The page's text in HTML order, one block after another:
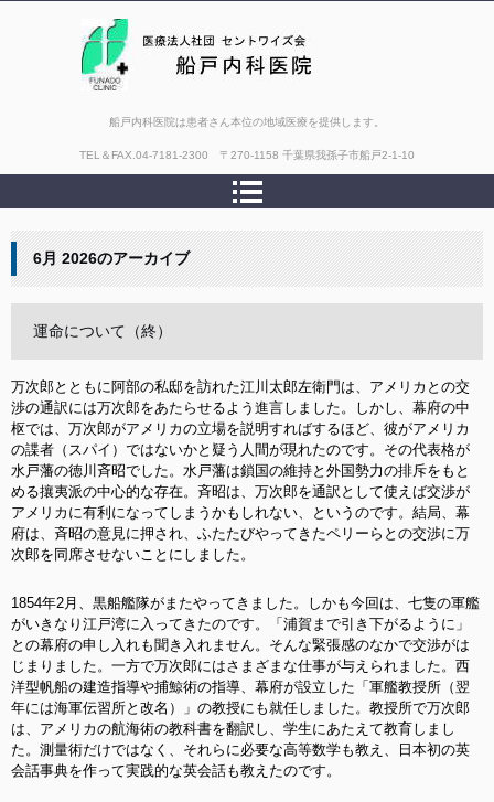
船戸内科医院は患者さん本位の地域医療を提供します。
TEL＆FAX. 04-7181-2300 〒270-1158 千葉県我孫子市船戸2-1-10
6月 2026のアーカイブ
運命について（終）
万次郎とともに阿部の私邸を訪れた江川太郎左衛門は、アメリカとの交
渉の通訳には万次郎をあたらせるよう進言しました。しかし、幕府の中
枢では、万次郎がアメリカの立場を説明すればするほど、彼がアメリカ
の諜者（スパイ）ではないかと疑う人間が現れたのです。その代表格が
水戸藩の徳川斉昭でした。水戸藩は鎖国の維持と外国勢力の排斥をもと
める攘夷派の中心的な存在。斉昭は、万次郎を通訳として使えば交渉が
アメリカに有利になってしまうかもしれない、というのです。結局、幕
府は、斉昭の意見に押され、ふたたびやってきたペリーらとの交渉に万
次郎を同席させないことにしました。
1854年2月、黒船艦隊がまたやってきました。しかも今回は、七隻の軍艦
がいきなり江戸湾に入ってきたのです。「浦賀まで引き下がるように」
との幕府の申し入れも聞き入れません。そんな緊張感のなかで交渉がは
じまりました。一方で万次郎にはさまざまな仕事が与えられました。西
洋型帆船の建造指導や捕鯨術の指導、幕府が設立した「軍艦教授所（翌
年には海軍伝習所と改名）」の教授にも就任しました。教授所で万次郎
は、アメリカの航海術の教科書を翻訳し、学生にあたえて教育しまし
た。測量術だけではなく、それらに必要な高等数学も教え、日本初の英
会話事典を作って実践的な英会話も教えたのです。